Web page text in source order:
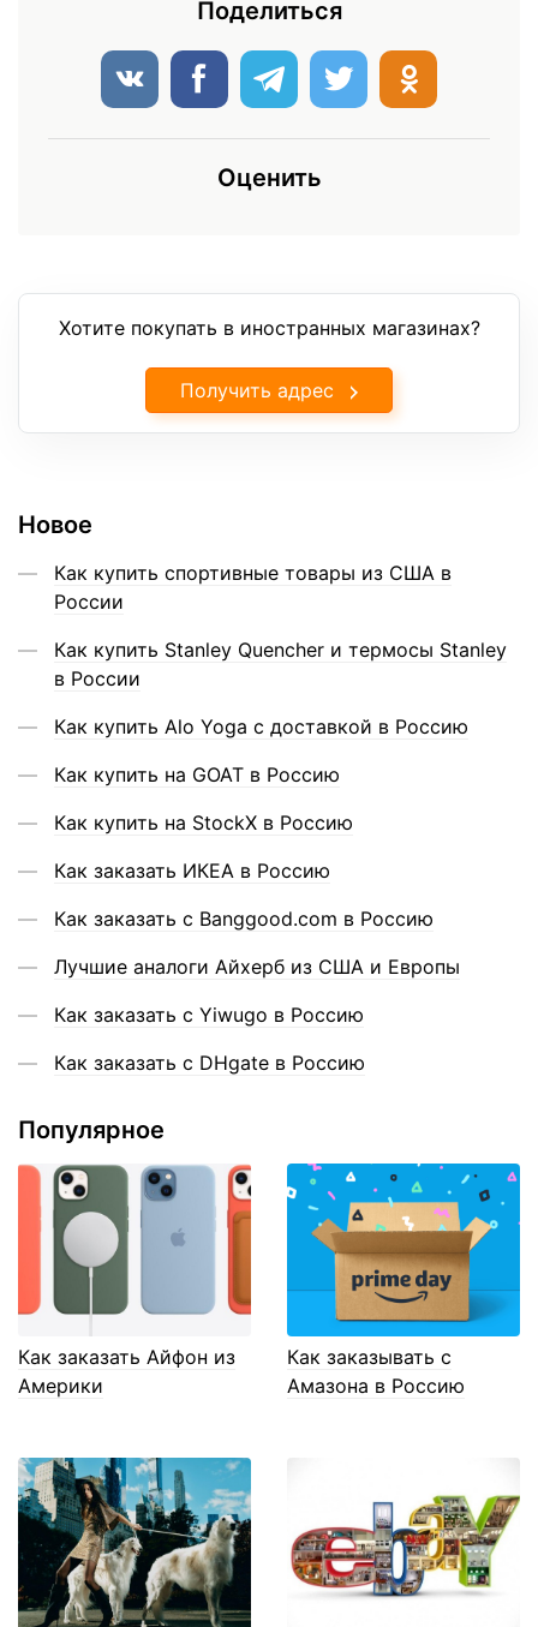
Поделиться
Оценить
Хотите покупать в иностранных магазинах?
Получить адрес
Новое
Как купить спортивные товары из США в
России
Как купить Stanley Quencher и термосы Stanley
в России
Как купить Alo Yoga с доставкой в Россию
Как купить на GOAT в Россию
Как купить на StockX в Россию
Как заказать ИКЕА в Россию
Как заказать с Banggood.com в Россию
Лучшие аналоги Айхерб из США и Европы
Как заказать с Yiwugo в Россию
Как заказать с DHgate в Россию
Популярное
Как заказать Айфон из
Америки
Как заказывать с
Амазона в Россию